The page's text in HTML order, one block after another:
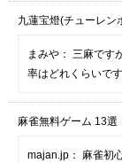
九蓮宝燈(チューレン
まみや： 三麻です
率はどれくらいで
麻雀無料ゲーム 13選
majan.jp： 麻雀初